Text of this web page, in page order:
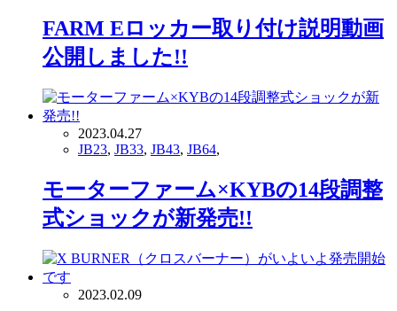
FARM Eロッカー取り付け説明動画
公開しました!!
2023.04.27
JB23, JB33, JB43, JB64,
モーターファーム×KYBの14段調整
式ショックが新発売!!
2023.02.09